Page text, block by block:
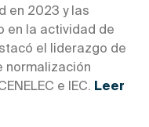
en 2023 y las
en la actividad de
el liderazgo de
normalización
e IEC. Leer